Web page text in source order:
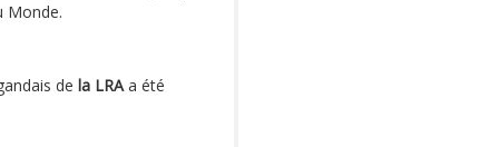
Monde.
de la LRAa été